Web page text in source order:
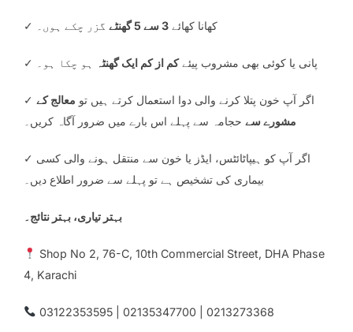
✓ کھانا کھائے 3 سے 5 گھنٹے گزر چکے ہوں۔
✓ پانی یا کوئی بھی مشروب پیئےکم از کم ایک گھنٹہ ہو چکا ہو۔
✓ اگر آپ خون پتلا کرنے والی دوا استعمال کرتے ہیں تو معالج کے
مشورے سے حجامہ سے پہلے اس بارے میں ضرور آگاہ کریں۔
✓ اگر آپ کو ہیپاٹائٹس، ایڈز یا خون سے منتقل ہونے والی کسی
بیماری کی تشخیص ہے تو پہلے سے ضرور اطلاع دیں۔
بہتر تیاری، بہتر نتائج۔
Shop No 2, 76-C, 10th Commercial Street, DHA Phase
4, Karachi
03122353595 | 02135347700 | 0213273368